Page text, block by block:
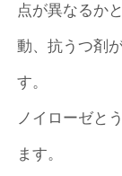
点が異なるか
動、抗うつ剤
す。
ノイローゼと
ます。